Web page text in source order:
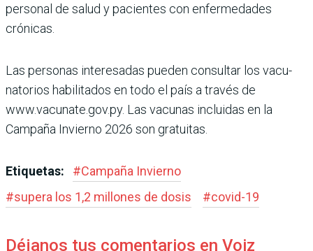
personal de salud y pacientes con enfermeda­des
crónicas.
Las personas interesadas pueden consultar los vacu­
natorios habilitados en todo el país a través de
www.vacunate.gov.py. Las vacu­nas incluidas en la
Campaña Invierno 2026 son gratuitas.
Etiquetas: #Campaña Invierno
#supera los 1,2 millones de dosis #covid-19
Déjanos tus comentarios en Voiz